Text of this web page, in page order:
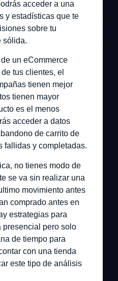
acceder a una
y estadísticas que te
sobre tu
sólida.
un eCommerce
tus clientes, el
tienen mejor
tienen mayor
es el menos
acceder a datos
de carrito de
fallidas y completadas.
no tienes modo de
se va sin realizar una
movimiento antes
comprado antes en
estrategias para
presencial pero solo
de tiempo para
con una tienda
este tipo de análisis